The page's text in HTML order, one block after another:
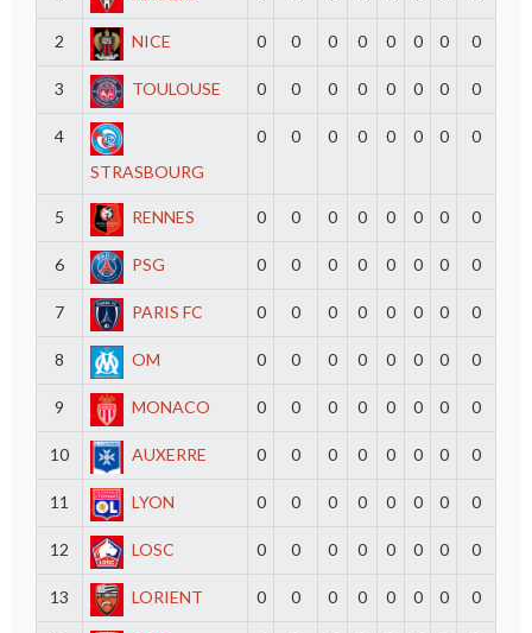
2 NICE 0 0 0 0 0 0 0 0
3 TOULOUSE 0 0 0 0 0 0 0 0
4
STRASBOURG
0 0 0 0 0 0 0 0
5 RENNES 0 0 0 0 0 0 0 0
6 PSG 0 0 0 0 0 0 0 0
7 PARIS FC 0 0 0 0 0 0 0 0
8 OM 0 0 0 0 0 0 0 0
9 MONACO 0 0 0 0 0 0 0 0
10 AUXERRE 0 0 0 0 0 0 0 0
11 LYON 0 0 0 0 0 0 0 0
12 LOSC 0 0 0 0 0 0 0 0
13 LORIENT 0 0 0 0 0 0 0 0